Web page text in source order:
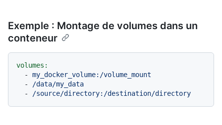
Exemple : Montage de volumes dans un
conteneur
volumes:
-
my_docker_volume:/volume_mount
-
/data/my_data
-
/source/directory:/destination/directory